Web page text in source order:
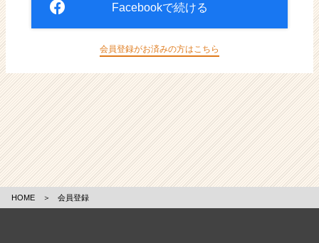
リ
ア
Facebookで続ける
会員登録がお済みの方はこちら
HOME ＞ 会員登録